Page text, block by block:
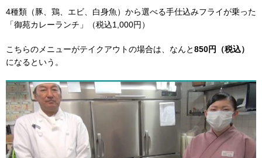
4種類（豚、鶏、エビ、白身魚）から選べる手仕込みフライが乗った
「御苑カレーランチ」（税込1,000円）
こちらのメニューがテイクアウトの場合は、なんと850円（税込）
になるという。